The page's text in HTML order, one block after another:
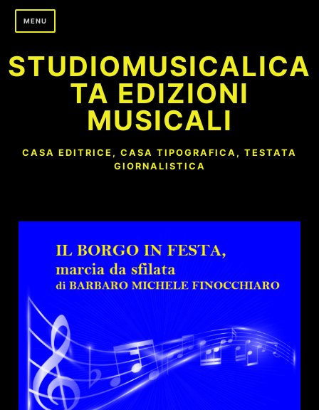
Skip
MENU
STUDIOMUSICALICA
TA EDIZIONI
MUSICALI
CASA EDITRICE, CASA TIPOGRAFICA, TESTATA
GIORNALISTICA